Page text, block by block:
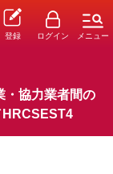
登録 ログイン メニュー
・協力業者間の
HRCSEST4